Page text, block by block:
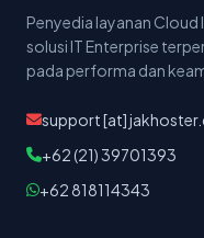
Penyedia layanan
solusi IT Enterprise
pada performa dan
support [at]
+62 (21) 39701393
+62 818114343